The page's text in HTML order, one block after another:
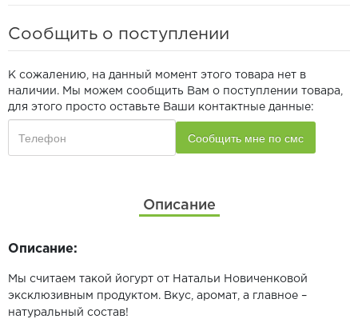
Сообщить о поступлении
К сожалению, на данный момент этого товара нет в
наличии. Мы можем сообщить Вам о поступлении товара,
для этого просто оставьте Ваши контактные данные:
Описание
Описание:
Мы считаем такой йогурт от Натальи Новиченковой
эксклюзивным продуктом. Вкус, аромат, а главное –
натуральный состав!